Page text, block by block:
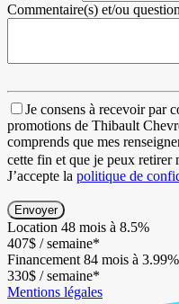
Commentaire(s) et/ou
Je consens à recevoir par
promotions de Thibault
comprends que mes
cette fin et que je peux retirer
J’accepte la politique de
Location 48 mois à 8.5%
407$ / semaine*
Financement 84 mois à 3.99%
330$ / semaine*
Mentions légales